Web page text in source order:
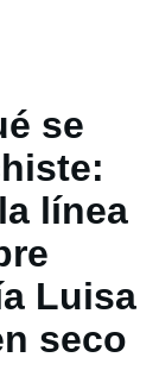
se
línea
Luisa
seco